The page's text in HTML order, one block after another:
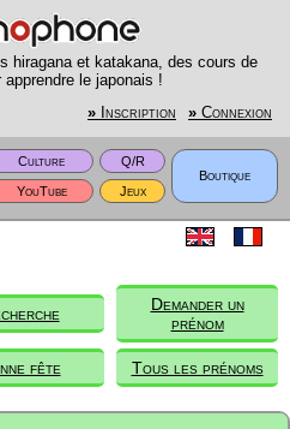
hiragana et katakana, des cours de
apprendre le japonais !
» Inscription » Connexion
Culture
Q/R
Boutique
YouTube Jeux
Demander un
prénom
fête Tous les prénoms